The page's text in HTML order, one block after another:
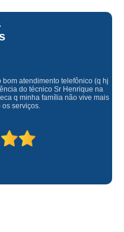
atendimento telefônico (q hj
do técnico Sr Henrique na
q minha família não vive mais
os serviços.